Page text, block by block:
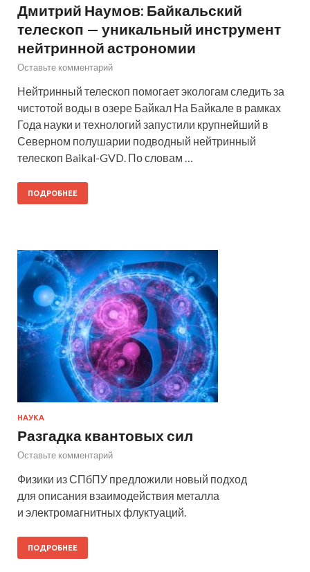
Дмитрий Наумов: Байкальский
телескоп — уникальный инструмент
нейтринной астрономии
Оставьте комментарий
Нейтринный телескоп помогает экологам следить за
чистотой воды в озере Байкал На Байкале в рамках
Года науки и технологий запустили крупнейший в
Северном полушарии подводный нейтринный
телескоп Baikal-GVD. По словам …
ПОДРОБНЕЕ
НАУКА
Разгадка квантовых сил
Оставьте комментарий
Физики из СПбПУ предложили новый подход
для описания взаимодействия металла
и электромагнитных флуктуаций.
ПОДРОБНЕЕ